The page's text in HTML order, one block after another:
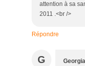
attention à sa
2011 .<br />
Répondre
G